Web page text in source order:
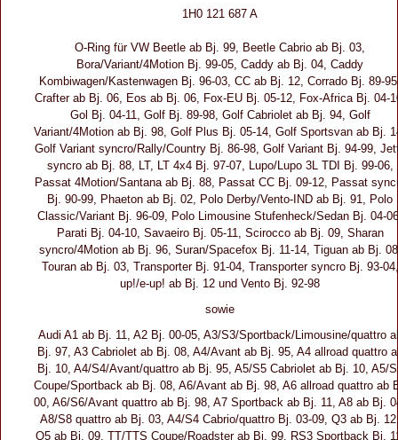
1H0 121 687 A
O-Ring für VW Beetle ab Bj. 99, Beetle Cabrio ab Bj. 03,
Bora/Variant/4Motion Bj. 99-05, Caddy ab Bj. 04, Caddy
Kombiwagen/Kastenwagen Bj. 96-03, CC ab Bj. 12, Corrado Bj. 89-
Crafter ab Bj. 06, Eos ab Bj. 06, Fox-EU Bj. 05-12, Fox-Africa Bj. 04-
Gol Bj. 04-11, Golf Bj. 89-98, Golf Cabriolet ab Bj. 94, Golf
Variant/4Motion ab Bj. 98, Golf Plus Bj. 05-14, Golf Sportsvan ab Bj.
Golf Variant syncro/Rally/Country Bj. 86-98, Golf Variant Bj. 94-99,
syncro ab Bj. 88, LT, LT 4x4 Bj. 97-07, Lupo/Lupo 3L TDI Bj. 99-06,
Passat 4Motion/Santana ab Bj. 88, Passat CC Bj. 09-12, Passat
Bj. 90-99, Phaeton ab Bj. 02, Polo Derby/Vento-IND ab Bj. 91, Polo
Classic/Variant Bj. 96-09, Polo Limousine Stufenheck/Sedan Bj. 04-
Parati Bj. 04-10, Savaeiro Bj. 05-11, Scirocco ab Bj. 09, Sharan
syncro/4Motion ab Bj. 96, Suran/Spacefox Bj. 11-14, Tiguan ab Bj.
Touran ab Bj. 03, Transporter Bj. 91-04, Transporter syncro Bj. 93-04,
up!/e-up! ab Bj. 12 und Vento Bj. 92-98
sowie
Audi A1 ab Bj. 11, A2 Bj. 00-05, A3/S3/Sportback/Limousine/quattro
Bj. 97, A3 Cabriolet ab Bj. 08, A4/Avant ab Bj. 95, A4 allroad quattro
Bj. 10, A4/S4/Avant/quattro ab Bj. 95, A5/S5 Cabriolet ab Bj. 10, A5/
Coupe/Sportback ab Bj. 08, A6/Avant ab Bj. 98, A6 allroad quattro ab
00, A6/S6/Avant quattro ab Bj. 98, A7 Sportback ab Bj. 11, A8 ab Bj.
A8/S8 quattro ab Bj. 03, A4/S4 Cabrio/quattro Bj. 03-09, Q3 ab Bj.
Q5 ab Bj. 09, TT/TTS Coupe/Roadster ab Bj. 99, RS3 Sportback Bj.